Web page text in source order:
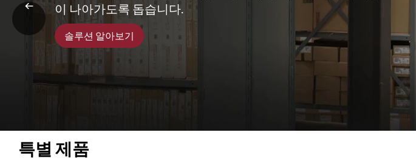
이 나아가도록 돕습니다.
솔루션 알아보기
특별 제품